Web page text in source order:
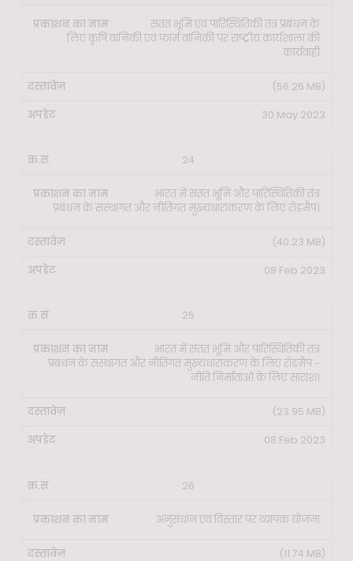
सतत भूमि एवं पारिस्थितिकी तंत्र प्रबंधन के
लिए कृषि वानिकी एवं फार्म वानिकी पर राष्ट्रीय कार्यशाला की
कार्यवाही
(56.26 MB)
30 May 2023
24
भारत में सतत भूमि और पारिस्थितिकी तंत्र
प्रबंधन के संस्थागत और नीतिगत मुख्यधाराकरण के लिए रोडमैप।
(40.23 MB)
08 Feb 2023
25
भारत में सतत भूमि और पारिस्थितिकी तंत्र
प्रबंधन के संस्थागत और नीतिगत मुख्यधाराकरण के लिए रोडमैप -
नीति निर्माताओं के लिए सारांश।
(23.95 MB)
08 Feb 2023
26
अनुसंधान एवं विस्तार पर व्यापक योजना
(11.74 MB)